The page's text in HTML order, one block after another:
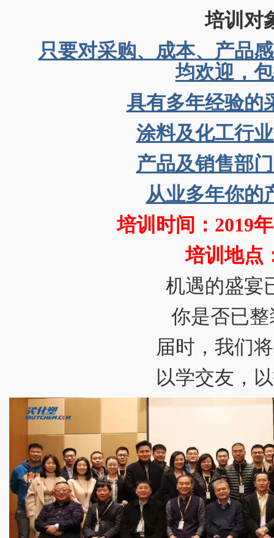
培训对
只要对采购、成本、产品
均欢迎，
具有多年经验的
涂料及化工行
产品及销售部
从业多年你的
培训时间：2019
培训地点
机遇的盛宴
你是否已整
届时，我们
以学交友，